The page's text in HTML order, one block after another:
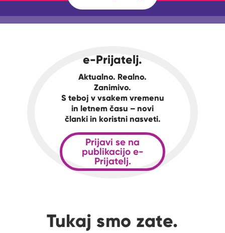
e-Prijatelj.
Aktualno. Realno.
Zanimivo.
S teboj v vsakem vremenu
in letnem času – novi
članki in koristni nasveti.
Prijavi se na
publikacijo e-
Prijatelj.
Tukaj smo zate.